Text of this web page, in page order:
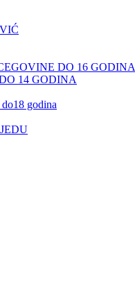
DO 16 GODINA
14 GODINA
godina